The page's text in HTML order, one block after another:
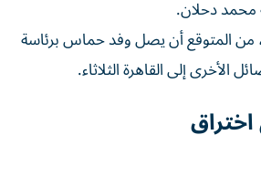
محمد دحلان.
المتوقع أن يصل وفد حماس برئاسة
الأخرى إلى القاهرة الثلاثاء.